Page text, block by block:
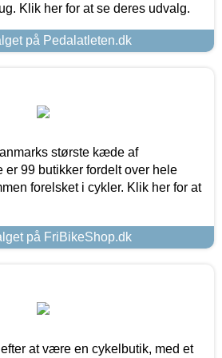
Klik her for at se deres udvalg.
på Pedalatleten.dk
største kæde af
er 99 butikker fordelt over hele
forelsket i cykler. Klik her for at
på FriBikeShop.dk
at være en cykelbutik, med et